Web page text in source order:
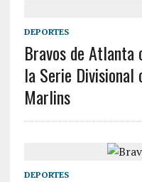
DEPORTES
Bravos de
la Serie Divisional
Marlins
DEPORTES